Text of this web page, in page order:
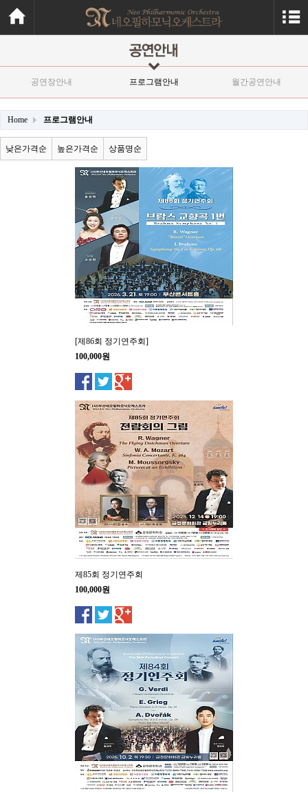
공연장안내 프로그램안내 월간공연안내
Home 프로그램안내
낮은가격순 높은가격순 상품명순
[제86회 정기연주회]
100,000원
제85회 정기연주회
100,000원